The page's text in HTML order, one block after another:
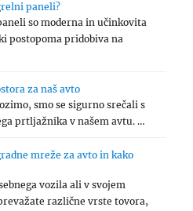
paneli?
so moderna in učinkovita
postopoma pridobiva na
za naš avto
smo se sigurno srečali s
prtljažnika v našem avtu. …
mreže za avto in kako
vozila ali v svojem
različne vrste tovora,